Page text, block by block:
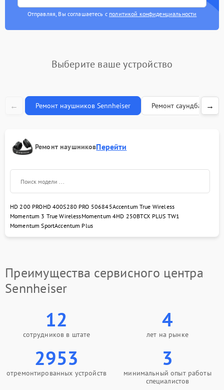
Отправляя, Вы соглашаетесь с политикой конфиденциальности
Выберите ваше устройство
← Ремонт наушников Sennheiser Ремонт саундбаров
→
Ремонт наушниковПерейти
HD 200 PROHD 400S280 PRO 506845Accentum True Wireless
Momentum 3 True WirelessMomentum 4HD 250BTCX PLUS TW1
Momentum SportAccentum Plus
Преимущества сервисного центра
Sennheiser
12
сотрудников в штате
4
лет на рынке
2953
отремонтированных устройств
3
минимальный опыт работы
специалистов